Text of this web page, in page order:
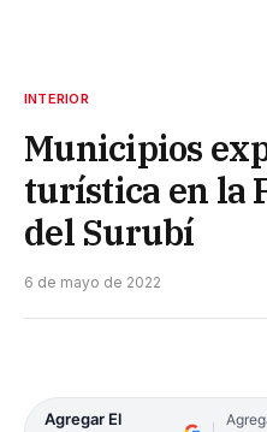
INTERIOR
Municipios
turística en la
del Surubí
6 de mayo de 2022
Agregar El